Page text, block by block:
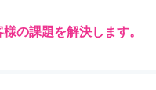
の課題を解決します。